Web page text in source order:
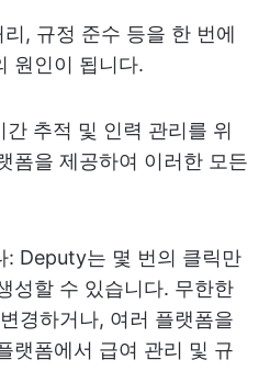
, 규정 준수 등을 한 번에
원인이 됩니다.
추적 및 인력 관리를 위
폼을 제공하여 이러한 모든
: Deputy는 몇 번의 클릭만
성할 수 있습니다. 무한한
경하거나, 여러 플랫폼을
랫폼에서 급여 관리 및 규